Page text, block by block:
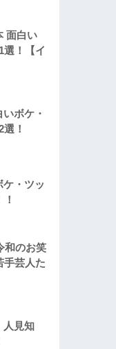
面白い
選！【イ
ボケ・
！
・ツッ
和のお笑
手芸人た
人見知